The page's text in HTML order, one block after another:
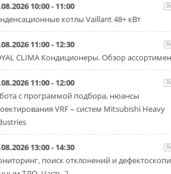
«Русклимат» укрепляет
партнёрство за Уралом
Президент Омского землячества
Москве Михаил Тимошенко
Омск с трёхдневным рабочим
31 ИЮЛЯ 2026
Carrier модернизирует
флагманский чиллер
19XR
Чиллер получил новую версию,
Mitsubishi расширяет
направление систем
охлаждения для ЦОД
10:00 - 11:00
котлы Vaillant 48+ кВт
11:00 - 12:30
CLIMA Кондиционеры. Обзор
11:00 - 12:00
с программой подбора, нюансы
VRF – систем Mitsubishi Heavy
13:00 - 14:30
поиск отклонений и